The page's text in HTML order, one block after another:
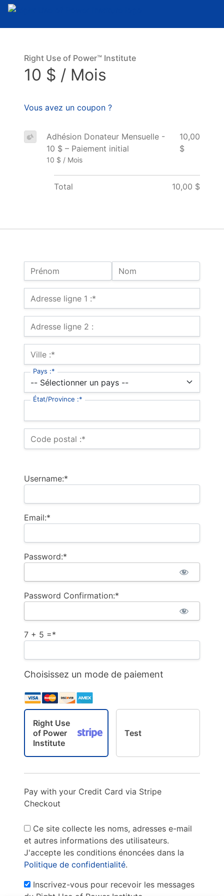
Name:
Prénom Nom
Adresse de facturation
Adresse ligne 1 :*
Adresse ligne 2 :
Ville :*
Pays :*
État/Province :*
Code postal :*
Username:*
Email:*
Password:*
Password Confirmation:*
7 + 5 =*
Choisissez un mode de paiement
Right Use
of Power
Institute
Test
Pay with your Credit Card via Stripe
Checkout
Ce site collecte les noms, adresses e-mail
et autres informations des utilisateurs.
J'accepte les conditions énoncées dans la
Politique de confidentialité.
Inscrivez-vous pour recevoir les messages
Right Use of Power™ Institute
10 $ / Mois
Vous avez un coupon ?
Adhésion Donateur Mensuelle -
10 $ – Paiement initial
10 $ / Mois
10,00
$
Total 10,00 $